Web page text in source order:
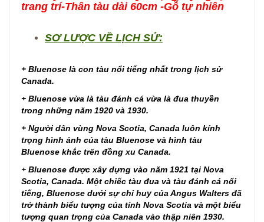
trang trí-Thân tàu dài 60cm -Gỗ tự nhiên
SƠ LƯỢC VỀ LỊCH SỬ:
+ Bluenose là con tàu nổi tiếng nhất trong lịch sử
Canada.
+ Bluenose vừa là tàu đánh cá vừa là đua thuyền
trong những năm 1920 và 1930.
+ Người dân vùng Nova Scotia, Canada luôn kính
trọng hình ảnh của tàu Bluenose và hình tàu
Bluenose khắc trên đồng xu Canada.
+ Bluenose được xây dựng vào năm 1921 tại Nova
Scotia, Canada. Một chiếc tàu đua và tàu đánh cá nổi
tiếng, Bluenose dưới sự chỉ huy của Angus Walters đã
trở thành biểu tượng của tỉnh Nova Scotia và một biểu
tượng quan trọng của Canada vào thập niên 1930.